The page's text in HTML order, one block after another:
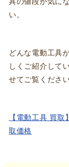
具の値段が気に
い。
どんな電動工具
しくご紹介して
せてご覧ください
【電動工具 買
取価格